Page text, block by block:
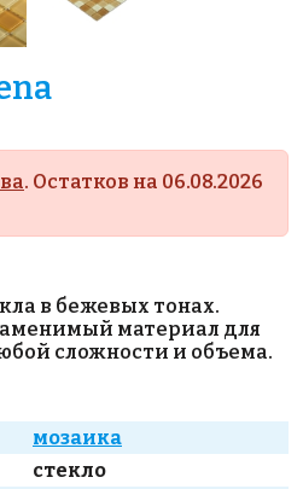
. Остатков на 06.08.2026
в бежевых тонах.
материал для
сложности и объема.
мозаика
стекло